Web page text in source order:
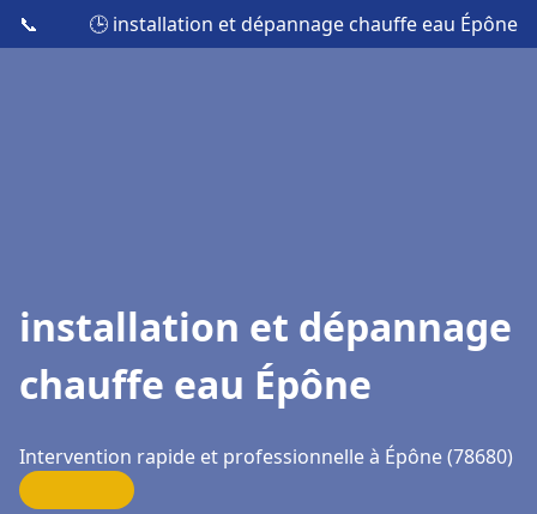
📞 🕒 installation et dépannage chauffe eau Épône
installation et dépannage
chauffe eau Épône
Intervention rapide et professionnelle à Épône (78680)